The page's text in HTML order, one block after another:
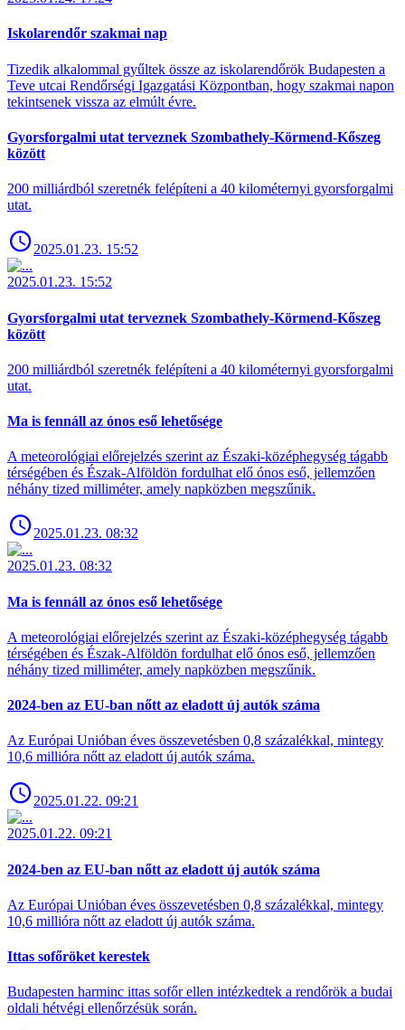
Iskolarendőr szakmai nap
Tizedik alkalommal gyűltek össze az iskolarendőrök Budapesten a
Teve utcai Rendőrségi Igazgatási Központban, hogy szakmai napon
tekintsenek vissza az elmúlt évre.
Gyorsforgalmi utat terveznek Szombathely-Körmend-Kőszeg
között
200 milliárdból szeretnék felépíteni a 40 kilométernyi gyorsforgalmi
utat.
2025.01.23. 15:52
2025.01.23. 15:52
Gyorsforgalmi utat terveznek Szombathely-Körmend-Kőszeg
között
200 milliárdból szeretnék felépíteni a 40 kilométernyi gyorsforgalmi
utat.
Ma is fennáll az ónos eső lehetősége
A meteorológiai előrejelzés szerint az Északi-középhegység tágabb
térségében és Észak-Alföldön fordulhat elő ónos eső, jellemzően
néhány tized milliméter, amely napközben megszűnik.
2025.01.23. 08:32
2025.01.23. 08:32
Ma is fennáll az ónos eső lehetősége
A meteorológiai előrejelzés szerint az Északi-középhegység tágabb
térségében és Észak-Alföldön fordulhat elő ónos eső, jellemzően
néhány tized milliméter, amely napközben megszűnik.
2024-ben az EU-ban nőtt az eladott új autók száma
Az Európai Unióban éves összevetésben 0,8 százalékkal, mintegy
10,6 millióra nőtt az eladott új autók száma.
2025.01.22. 09:21
2025.01.22. 09:21
2024-ben az EU-ban nőtt az eladott új autók száma
Az Európai Unióban éves összevetésben 0,8 százalékkal, mintegy
10,6 millióra nőtt az eladott új autók száma.
Ittas sofőröket kerestek
Budapesten harminc ittas sofőr ellen intézkedtek a rendőrök a budai
oldali hétvégi ellenőrzésük során.